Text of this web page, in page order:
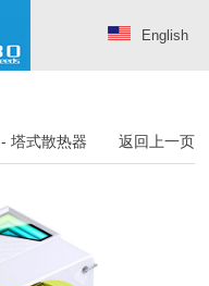
English
返回上一页
-塔式散热器